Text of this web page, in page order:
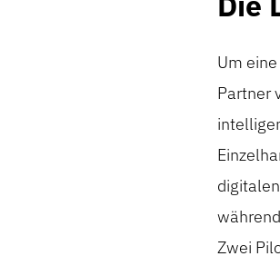
Um
Partner
Zwei